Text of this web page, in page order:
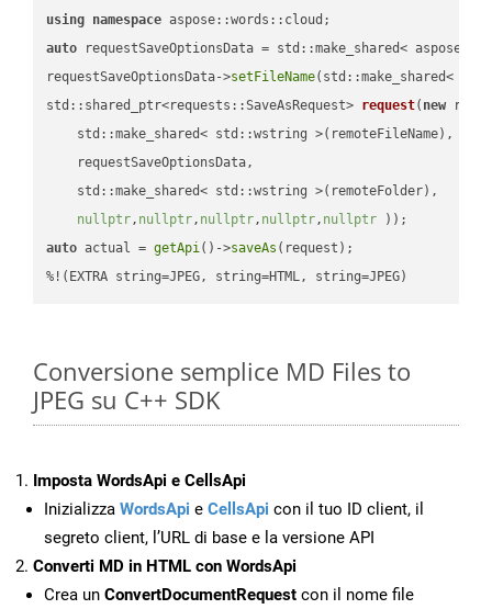
using namespace
auto requestSaveOptionsData = std::make_shared<
requestSaveOptionsData->setFileName(std::make_shared<
std::shared_ptr<requests::SaveAsRequest> request( new
    std::make_shared< std::wstring >(remoteFileName),
    requestSaveOptionsData,
    std::make_shared< std::wstring >(remoteFolder),
nullptr, nullptr, nullptr, nullptr, nullptr ))
auto actual = getApi()->saveAs (request);
%!(EXTRA string=JPEG, string=HTML, string=JPEG)
Conversione semplice MD Files to
JPEG su C++ SDK
Imposta WordsApi e CellsApi
Inizializza WordsApi e CellsApi con il tuo ID client, il
segreto client, l’URL di base e la versione API
Converti MD in HTML con WordsApi
Crea un ConvertDocumentRequest con il nome file